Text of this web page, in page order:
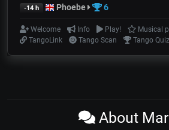
-14 h Phoebe 6
Welcome Info Play!
Musical
TangoLink
Tango Scan Tango Quiz
About